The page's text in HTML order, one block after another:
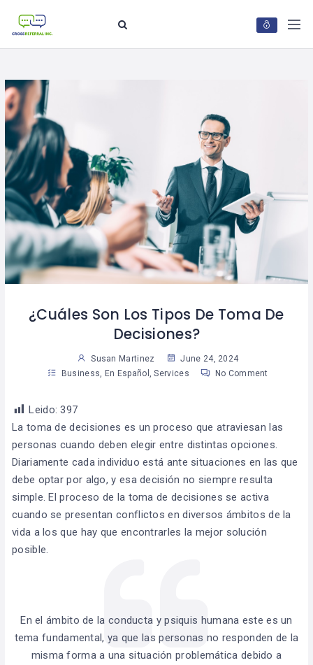
¿Cuáles Son Los Tipos De Toma De
Decisiones?
Susan Martinez
June 24, 2024
Business
En Español ,Services No Comment
Leido: 397
La toma de decisiones es un proceso que atraviesan las
personas cuando deben elegir entre distintas opciones.
Diariamente cada individuo está ante situaciones en las que
debe optar por algo, y esa decisión no siempre resulta
simple. El proceso de la toma de decisiones se activa
cuando se presentan conflictos en diversos ámbitos de la
vida a los que hay que encontrarles la mejor solución
posible.
En el ámbito de la conducta y psiquis humana este es un
tema fundamental, ya que las personas no responden de la
misma forma a una situación problemática debido a